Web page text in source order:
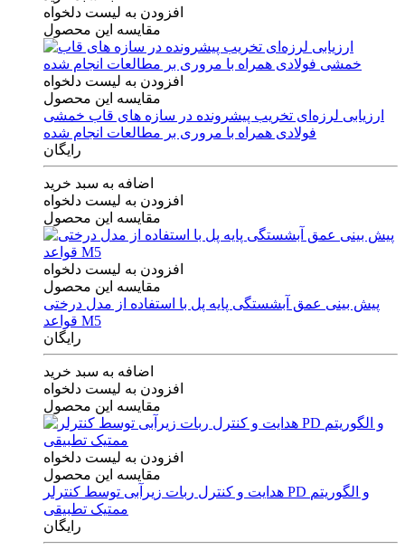
افزودن به لیست دلخواه
مقایسه این محصول
افزودن به لیست دلخواه
مقایسه این محصول
ارزیابی لرزه‌ای تخریب پیشرونده در سازه های قاب خمشی
فولادی همراه با مروری بر مطالعات انجام شده
رایگان
اضافه به سبد خرید
افزودن به لیست دلخواه
مقایسه این محصول
افزودن به لیست دلخواه
مقایسه این محصول
پیش بینی عمق آبشستگی پایه پل با استفاده از مدل درختی
قواعد M5
رایگان
اضافه به سبد خرید
افزودن به لیست دلخواه
مقایسه این محصول
افزودن به لیست دلخواه
مقایسه این محصول
هدایت و کنترل ربات زیرآبی توسط کنترلر PD و الگوریتم
ممتیک تطبیقی
رایگان